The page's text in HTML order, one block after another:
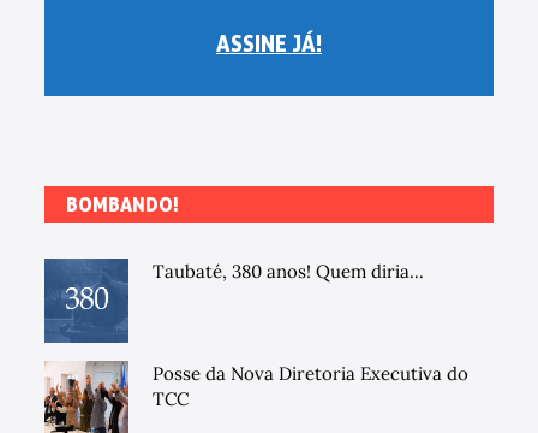
ASSINE JÁ!
BOMBANDO!
Taubaté, 380 anos! Quem diria...
Posse da Nova Diretoria Executiva do
TCC